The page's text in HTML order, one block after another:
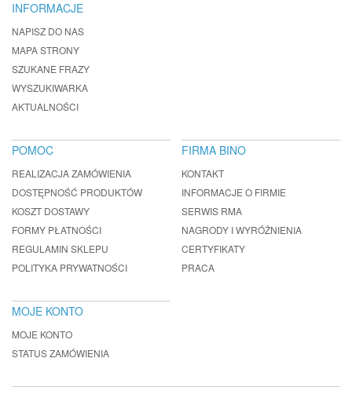
INFORMACJE
NAPISZ DO NAS
MAPA STRONY
SZUKANE FRAZY
WYSZUKIWARKA
AKTUALNOŚCI
POMOC
REALIZACJA ZAMÓWIENIA
DOSTĘPNOŚĆ PRODUKTÓW
KOSZT DOSTAWY
FORMY PŁATNOŚCI
REGULAMIN SKLEPU
POLITYKA PRYWATNOŚCI
FIRMA BINO
KONTAKT
INFORMACJE O FIRMIE
SERWIS RMA
NAGRODY I WYRÓŻNIENIA
CERTYFIKATY
PRACA
MOJE KONTO
MOJE KONTO
STATUS ZAMÓWIENIA